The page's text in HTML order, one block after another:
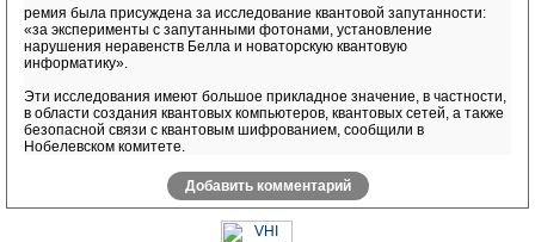
ремия была присуждена за исследование квантовой запутанности:
«за эксперименты с запутанными фотонами, установление
нарушения неравенств Белла и новаторскую квантовую
информатику».
Эти исследования имеют большое прикладное значение, в частности,
в области создания квантовых компьютеров, квантовых сетей, а также
безопасной связи с квантовым шифрованием, сообщили в
Нобелевском комитете.
Добавить комментарий